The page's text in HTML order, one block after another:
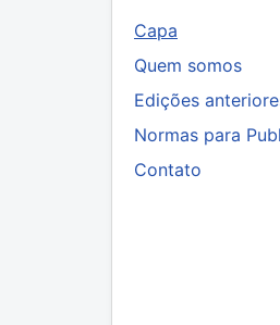
Capa
Quem somos
Edições
Normas para
Contato